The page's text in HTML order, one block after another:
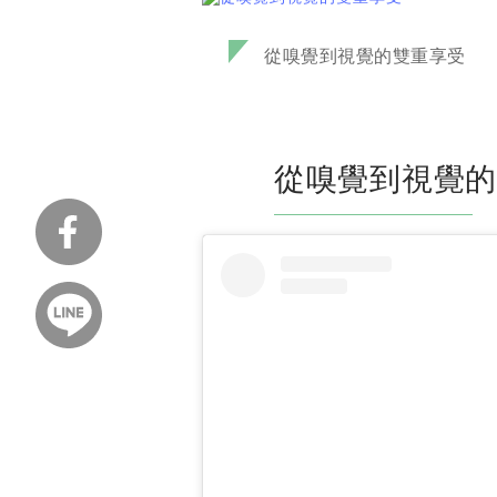
從嗅覺到視覺的雙重享受
從嗅覺到視覺